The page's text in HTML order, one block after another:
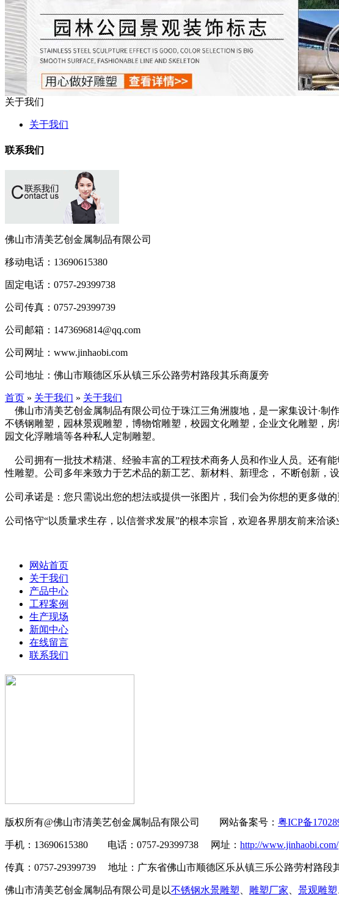
关于我们
关于我们
联系我们
佛山市清美艺创金属制品有限公司
移动电话： 13690615380
固定电话： 0757-29399738
公司传真： 0757-29399739
公司邮箱： 1473696814@qq.com
公司网址： www.jinhaobi.com
公司地址： 佛山市顺德区乐从镇三乐公路劳村路段其乐商厦旁
首页 » 关于我们 » 关于我们
佛山市清美艺创金属制品有限公司位于珠江三角洲腹地，是一家集设计·制
不锈钢雕塑，园林景观雕塑，博物馆雕塑，校园文化雕塑，企业文化雕塑，
园文化浮雕墙等各种私人定制雕塑。
公司拥有一批技术精湛、经验丰富的工程技术商务人员和作业人员。还有
性雕塑。公司多年来致力于艺术品的新工艺、新材料、新理念， 不断创新，
公司承诺是：您只需说出您的想法或提供一张图片，我们会为你想的更多做
公司恪守“以质量求生存，以信誉求发展”的根本宗旨，欢迎各界朋友前来洽
网站首页
关于我们
产品中心
工程案例
生产现场
新闻中心
在线留言
联系我们
版权所有@佛山市清美艺创金属制品有限公司 网站备案号： 粤ICP备
手机：13690615380 电话：0757-29399738 网址： http://www.jinhaobi.com/
传真：0757-29399739 地址：广东省佛山市顺德区乐从镇三乐公路劳村路段
佛山市清美艺创金属制品有限公司是 以不锈钢水景雕塑 雕塑厂家 景观雕塑